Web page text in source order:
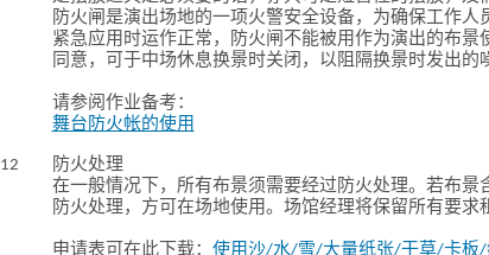
防火闸是演出场地的一项火警安全设备，为确保工作
紧急应用时运作正常，防火闸不能被用作为演出的布景
同意，可于中场休息换景时关闭，以阻隔换景时发出的
请参阅作业备考：
舞台防火帐的使用
12
防火处理
在一般情况下，所有布景须需要经过防火处理。若布景
防火处理，方可在场地使用。场馆经理将保留所有要求
申请表可在此下载： 使用沙/水/雪/大量纸张/干草/卡板/